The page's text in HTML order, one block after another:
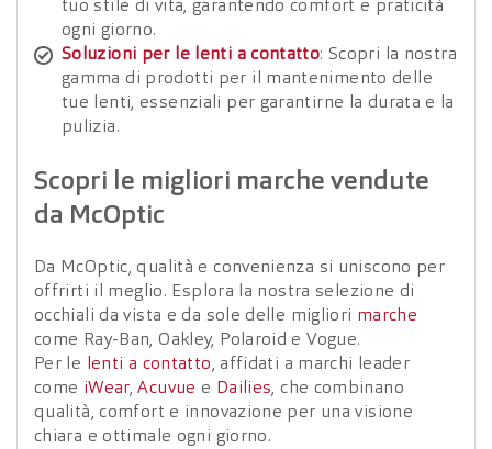
tuo stile di vita, garantendo comfort e praticità
ogni giorno.
Soluzioni per le lenti a contatto: Scopri la nostra
gamma di prodotti per il mantenimento delle
tue lenti, essenziali per garantirne la durata e la
pulizia.
Scopri le migliori marche vendute
da McOptic
Da McOptic, qualità e convenienza si uniscono per
offrirti il meglio. Esplora la nostra selezione di
occhiali da vista e da sole delle migliori marche
come Ray-Ban, Oakley, Polaroid e Vogue.
Per le lenti a contatto, affidati a marchi leader
come iWear,Acuvue e Dailies, che combinano
qualità, comfort e innovazione per una visione
chiara e ottimale ogni giorno.